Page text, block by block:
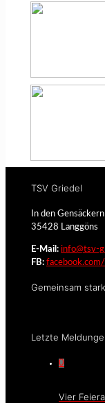
TSV Griedel
In den
35428 Langgöns
E-Mail: info@tsv-
FB:
Gemeinsam
Letzte
0
Vier